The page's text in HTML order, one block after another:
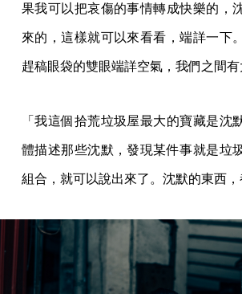
果我可以把哀傷的事情轉成快樂的，
來的，這樣就可以來看看，端詳一下
趕稿眼袋的雙眼端詳空氣，我們之間有
「我這個拾荒垃圾屋最大的寶藏是沈
體描述那些沈默，發現某件事就是垃
組合，就可以說出來了。沈默的東西，